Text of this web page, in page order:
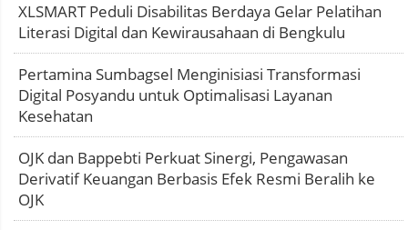
XLSMART Peduli Disabilitas Berdaya Gelar Pelatihan
Literasi Digital dan Kewirausahaan di Bengkulu
Pertamina Sumbagsel Menginisiasi Transformasi
Digital Posyandu untuk Optimalisasi Layanan
Kesehatan
OJK dan Bappebti Perkuat Sinergi, Pengawasan
Derivatif Keuangan Berbasis Efek Resmi Beralih ke
OJK